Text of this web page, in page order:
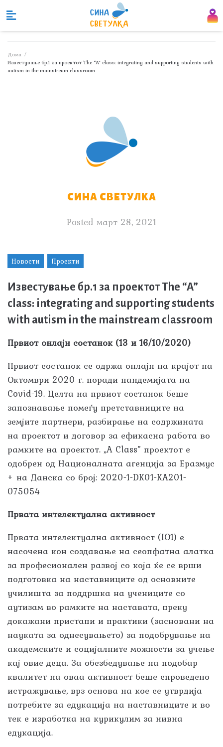
Дома /
Известување бр.1 за проектот The “A” class: integrating and supporting students with
autism in the mainstream classroom
СИНА СВЕТУЛКА
Posted март 28, 2021
Новости Проекти
Известување бр.1 за проектот The “A”
class: integrating and supporting students
with autism in the mainstream classroom
Првиот онлајн состанок (13 и 16/10/2020)
Првиот состанок се одржа онлајн на крајот на
Октомври 2020 г. поради пандемијата на
Covid-19. Целта на првиот состанок беше
запознавање помеѓу претставниците на
земјите партнери, разбирање на содржината
на проектот и договор за ефикасна работа во
рамките на проектот. „A Class” проектот е
одобрен од Националната агенција за Еразмус
+ на Данска со број: 2020-1-DK01-KA201-
075054
Првата интелектуална активност
Првата интелектуална активност (IO1) е
насочена кон создавање на сеопфатна алатка
за професионален развој со која ќе се врши
подготовка на наставниците од основните
училишта за поддршка на учениците со
аутизам во рамките на наставата, преку
докажани пристапи и практики (засновани на
науката за однесувањето) за подобрување на
академските и социјалните можности за учење
кај овие деца. За обезбедување на подобар
квалитет на оваа активност беше спроведено
истражување, врз основа на кое се утврдија
потребите за едукација на наставниците и во
тек е изработка на курикулим за нивна
едукација.